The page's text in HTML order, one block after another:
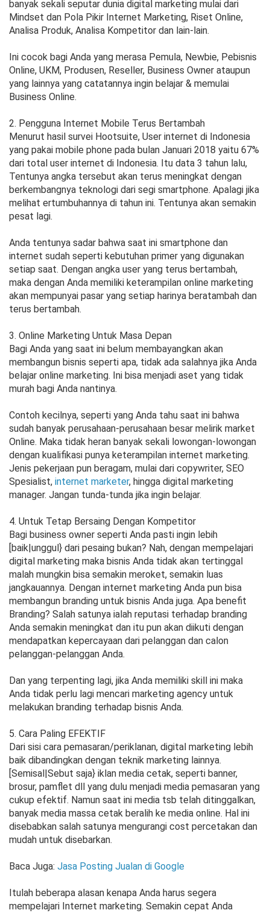
banyak sekali seputar dunia digital marketing mulai dari
Mindset dan Pola Pikir Internet Marketing, Riset Online,
Analisa Produk, Analisa Kompetitor dan lain-lain.
Ini cocok bagi Anda yang merasa Pemula, Newbie, Pebisnis
Online, UKM, Produsen, Reseller, Business Owner ataupun
yang lainnya yang catatannya ingin belajar & memulai
Business Online.
2. Pengguna Internet Mobile Terus Bertambah
Menurut hasil survei Hootsuite, User internet di Indonesia
yang pakai mobile phone pada bulan Januari 2018 yaitu 67%
dari total user internet di Indonesia. Itu data 3 tahun lalu,
Tentunya angka tersebut akan terus meningkat dengan
berkembangnya teknologi dari segi smartphone. Apalagi jika
melihat ertumbuhannya di tahun ini. Tentunya akan semakin
pesat lagi.
Anda tentunya sadar bahwa saat ini smartphone dan
internet sudah seperti kebutuhan primer yang digunakan
setiap saat. Dengan angka user yang terus bertambah,
maka dengan Anda memiliki keterampilan online marketing
akan mempunyai pasar yang setiap harinya beratambah dan
terus bertambah.
3. Online Marketing Untuk Masa Depan
Bagi Anda yang saat ini belum membayangkan akan
membangun bisnis seperti apa, tidak ada salahnya jika Anda
belajar online marketing. Ini bisa menjadi aset yang tidak
murah bagi Anda nantinya.
Contoh kecilnya, seperti yang Anda tahu saat ini bahwa
sudah banyak perusahaan-perusahaan besar melirik market
Online. Maka tidak heran banyak sekali lowongan-lowongan
dengan kualifikasi punya keterampilan internet marketing.
Jenis pekerjaan pun beragam, mulai dari copywriter, SEO
Spesialist, internet marketer, hingga digital marketing
manager. Jangan tunda-tunda jika ingin belajar.
4. Untuk Tetap Bersaing Dengan Kompetitor
Bagi business owner seperti Anda pasti ingin lebih
[baik|unggul} dari pesaing bukan? Nah, dengan mempelajari
digital marketing maka bisnis Anda tidak akan tertinggal
malah mungkin bisa semakin meroket, semakin luas
jangkauannya. Dengan internet marketing Anda pun bisa
membangun branding untuk bisnis Anda juga. Apa benefit
Branding? Salah satunya ialah reputasi terhadap branding
Anda semakin meningkat dan itu pun akan diikuti dengan
mendapatkan kepercayaan dari pelanggan dan calon
pelanggan-pelanggan Anda.
Dan yang terpenting lagi, jika Anda memiliki skill ini maka
Anda tidak perlu lagi mencari marketing agency untuk
melakukan branding terhadap bisnis Anda.
5. Cara Paling EFEKTIF
Dari sisi cara pemasaran/periklanan, digital marketing lebih
baik dibandingkan dengan teknik marketing lainnya.
[Semisal|Sebut saja} iklan media cetak, seperti banner,
brosur, pamflet dll yang dulu menjadi media pemasaran yang
cukup efektif. Namun saat ini media tsb telah ditinggalkan,
banyak media massa cetak beralih ke media online. Hal ini
disebabkan salah satunya mengurangi cost percetakan dan
mudah untuk disebarkan.
Baca Juga: Jasa Posting Jualan di Google
Itulah beberapa alasan kenapa Anda harus segera
mempelajari Internet marketing. Semakin cepat Anda